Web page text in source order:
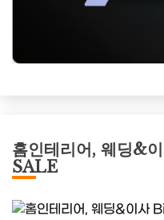
홈인테리어, 웨딩&
SALE